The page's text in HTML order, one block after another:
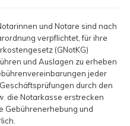
und Notare sind nach
verpflichtet, für ihre
(GNotKG)
und Auslagen zu erheben
jeder
durch den
die Notarkasse erstrecken
Gebührenerhebung und